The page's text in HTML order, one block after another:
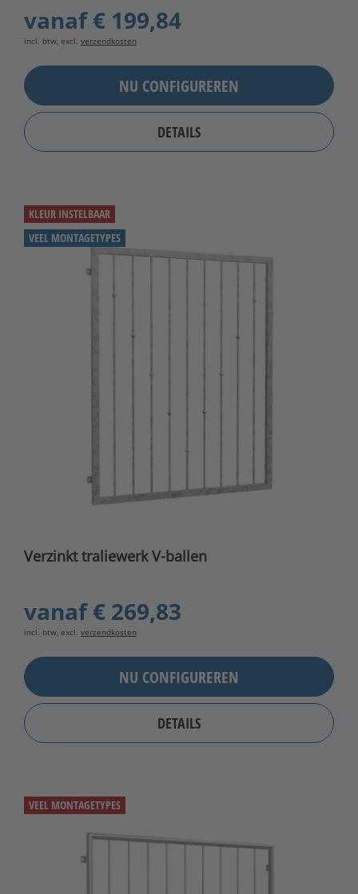
vanaf€ 199,84
incl. btw, excl. verzendkosten
NU CONFIGUREREN
DETAILS
KLEUR INSTELBAAR
VEEL MONTAGETYPES
Verzinkt traliewerk V-ballen
vanaf€ 269,83
incl. btw, excl. verzendkosten
NU CONFIGUREREN
DETAILS
VEEL MONTAGETYPES